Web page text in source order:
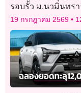
รอบรั้ว ม.นวมินทร
19 กรกฎาคม 2569